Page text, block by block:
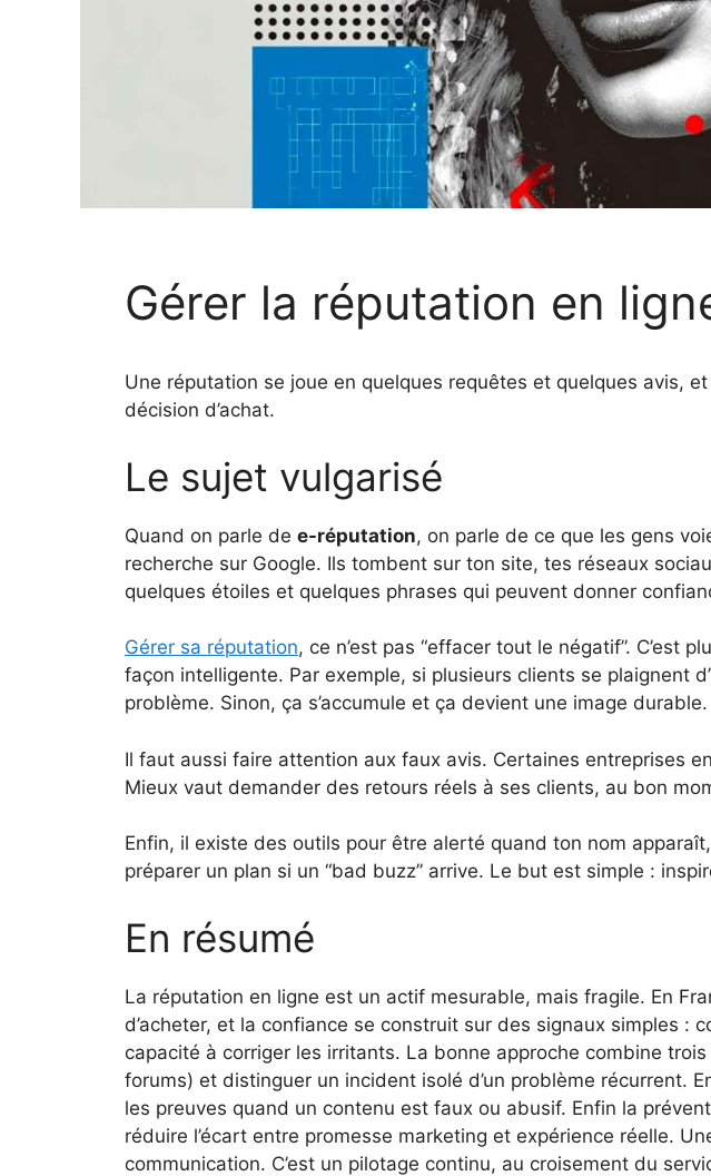
Gérer la réputation en
Une réputation se joue en quelques requêtes et quelques avis,
décision d’achat.
Le sujet vulgarisé
Quand on parle de e-réputation, on parle de ce que les gens
recherche sur Google. Ils tombent sur ton site, tes réseaux
quelques étoiles et quelques phrases qui peuvent donner
Gérer sa réputation, ce n’est pas “effacer tout le négatif”. C’est
façon intelligente. Par exemple, si plusieurs clients se plaignent
problème. Sinon, ça s’accumule et ça devient une image durable.
Il faut aussi faire attention aux faux avis. Certaines entreprises
Mieux vaut demander des retours réels à ses clients, au bon
Enfin, il existe des outils pour être alerté quand ton nom
préparer un plan si un “bad buzz” arrive. Le but est simple :
En résumé
La réputation en ligne est un actif mesurable, mais fragile. En
d’acheter, et la confiance se construit sur des signaux simples
capacité à corriger les irritants. La bonne approche combine
forums) et distinguer un incident isolé d’un problème récurrent.
les preuves quand un contenu est faux ou abusif. Enfin la
réduire l’écart entre promesse marketing et expérience réelle.
communication. C’est un pilotage continu, au croisement du